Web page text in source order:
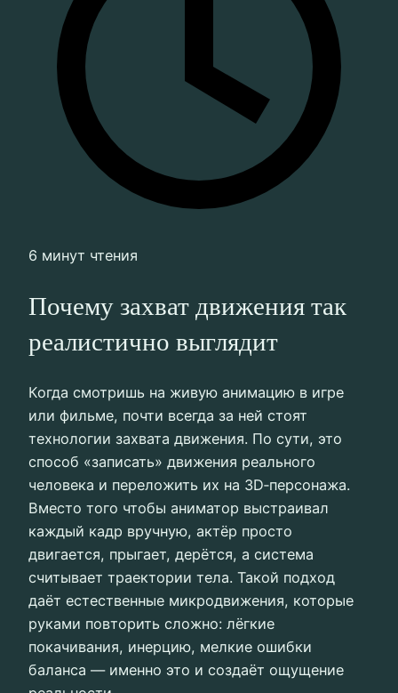
6 минут чтения
Почему захват движения так
реалистично выглядит
Когда смотришь на живую анимацию в игре
или фильме, почти всегда за ней стоят
технологии захвата движения. По сути, это
способ «записать» движения реального
человека и переложить их на 3D‑персонажа.
Вместо того чтобы аниматор выстраивал
каждый кадр вручную, актёр просто
двигается, прыгает, дерётся, а система
считывает траектории тела. Такой подход
даёт естественные микродвижения, которые
руками повторить сложно: лёгкие
покачивания, инерцию, мелкие ошибки
баланса — именно это и создаёт ощущение